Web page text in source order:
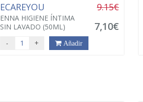
ECAREYOU
ENNA HIGIENE ÍNTIMA
SIN LAVADO (50ML)
9.15€
7,10€
- + Añadir